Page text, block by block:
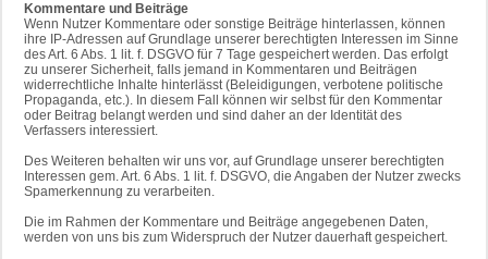
Kommentare und Beiträge
Wenn Nutzer Kommentare oder sonstige Beiträge hinterlassen, können
ihre IP-Adressen auf Grundlage unserer berechtigten Interessen im Sinne
des Art. 6 Abs. 1 lit. f. DSGVO für 7 Tage gespeichert werden. Das erfolgt
zu unserer Sicherheit, falls jemand in Kommentaren und Beiträgen
widerrechtliche Inhalte hinterlässt (Beleidigungen, verbotene politische
Propaganda, etc.). In diesem Fall können wir selbst für den Kommentar
oder Beitrag belangt werden und sind daher an der Identität des
Verfassers interessiert.
Des Weiteren behalten wir uns vor, auf Grundlage unserer berechtigten
Interessen gem. Art. 6 Abs. 1 lit. f. DSGVO, die Angaben der Nutzer zwecks
Spamerkennung zu verarbeiten.
Die im Rahmen der Kommentare und Beiträge angegebenen Daten,
werden von uns bis zum Widerspruch der Nutzer dauerhaft gespeichert.